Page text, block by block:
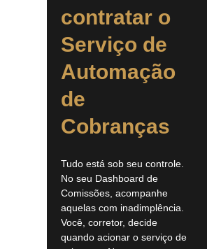
contratar o
Serviço de
Automação
de
Cobranças
Tudo está sob seu controle.
No seu Dashboard de
Comissões, acompanhe
aquelas com inadimplência.
Você, corretor, decide
quando acionar o serviço de